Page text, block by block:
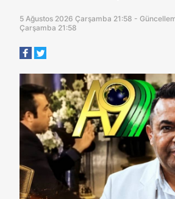
5 Ağustos 2026 Çarşamba 21:58 -
Çarşamba 21:58